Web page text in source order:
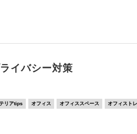
イバシー対策
リアtips オフィス オフィススペース オフィスト